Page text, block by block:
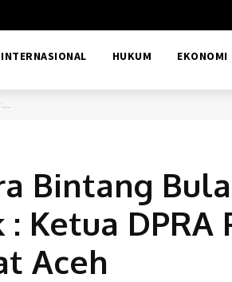
INTERNASIONAL HUKUM EKONOMI
Bintang
: Ketua DPRA
Aceh